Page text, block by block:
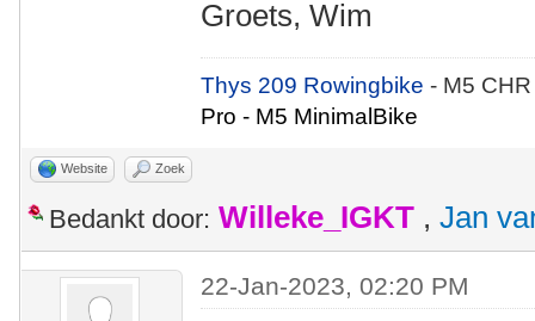
Groets, Wim
Thys 209 Rowingbike- M5
Pro - M5 MinimalBike
Website Zoek
Bedankt door: Willeke_IGKT , Jan
22-Jan-2023, 02:20 PM